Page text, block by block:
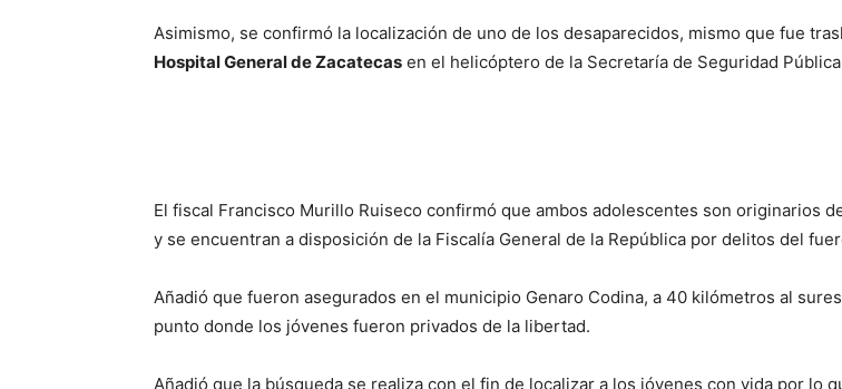
Asimismo, se confirmó la localización de uno de los desaparecidos, mismo que fue
Hospital General de Zacatecas en el helicóptero de la Secretaría de Seguridad Pública
El fiscal Francisco Murillo Ruiseco confirmó que ambos adolescentes son originarios
y se encuentran a disposición de la Fiscalía General de la República por delitos del
Añadió que fueron asegurados en el municipio Genaro Codina, a 40 kilómetros al
punto donde los jóvenes fueron privados de la libertad.
Añadió que la búsqueda se realiza con el fin de localizar a los jóvenes con vida por lo